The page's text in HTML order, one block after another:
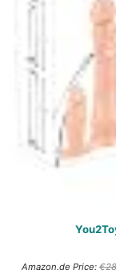
Amazon.de Price: €